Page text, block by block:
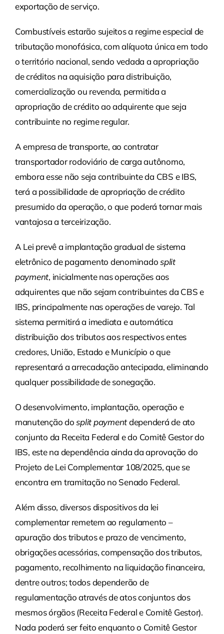
exportação de serviço.
Combustíveis estarão sujeitos a regime especial de
tributação monofásica, com alíquota única em todo
o território nacional, sendo vedada a apropriação
de créditos na aquisição para distribuição,
comercialização ou revenda, permitida a
apropriação de crédito ao adquirente que seja
contribuinte no regime regular.
A empresa de transporte, ao contratar
transportador rodoviário de carga autônomo,
embora esse não seja contribuinte da CBS e IBS,
terá a possibilidade de apropriação de crédito
presumido da operação, o que poderá tornar mais
vantajosa a terceirização.
A Lei prevê a implantação gradual de sistema
eletrônico de pagamento denominadosplit
payment, inicialmente nas operações aos
adquirentes que não sejam contribuintes da CBS e
IBS, principalmente nas operações de varejo. Tal
sistema permitirá a imediata e automática
distribuição dos tributos aos respectivos entes
credores, União, Estado e Município o que
representará a arrecadação antecipada, eliminando
qualquer possibilidade de sonegação.
O desenvolvimento, implantação, operação e
manutenção dosplit paymentdependerá de ato
conjunto da Receita Federal e do Comitê Gestor do
IBS, este na dependência ainda da aprovação do
Projeto de Lei Complementar 108/2025, que se
encontra em tramitação no Senado Federal.
Além disso, diversos dispositivos da lei
complementar remetem ao regulamento –
apuração dos tributos e prazo de vencimento,
obrigações acessórias, compensação dos tributos,
pagamento, recolhimento na liquidação financeira,
dentre outros; todos dependerão de
regulamentação através de atos conjuntos dos
mesmos órgãos (Receita Federal e Comitê Gestor).
Nada poderá ser feito enquanto o Comitê Gestor